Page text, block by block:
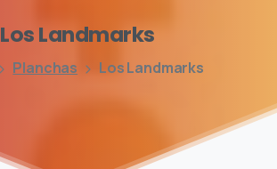
LosLandmarks
Planchas Los Landmarks